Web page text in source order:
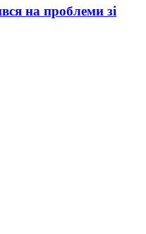
на проблеми зі